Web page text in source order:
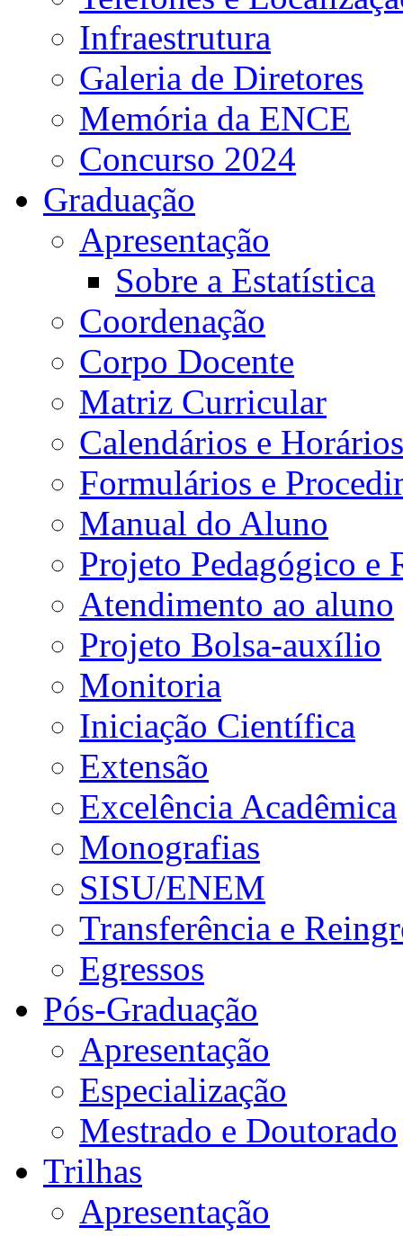
Infraestrutura
Galeria de Diretores
Memória da ENCE
Concurso 2024
Graduação
Apresentação
Sobre a Estatística
Coordenação
Corpo Docente
Matriz Curricular
Calendários e Horários
Formulários e
Manual do Aluno
Projeto Pedagógico e
Atendimento ao aluno
Projeto Bolsa-auxílio
Monitoria
Iniciação Científica
Extensão
Excelência Acadêmica
Monografias
SISU/ENEM
Transferência e
Egressos
Pós-Graduação
Apresentação
Especialização
Mestrado e Doutorado
Trilhas
Apresentação